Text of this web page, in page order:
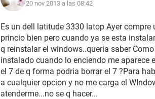
20 nov 2013 a las 08:42
Es un dell latitude 3330 latop Ayer
princio bien pero cuando ya se esta
q reinstalar el windows..queria saber
instalado cuando lo enciendo me aparece
el 7 de q forma podria borrar el 7 ?Para
a cualquier opcion y no me carga el
atenderme...no se q hacer...